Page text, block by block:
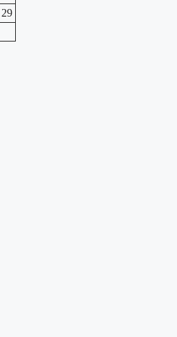
29